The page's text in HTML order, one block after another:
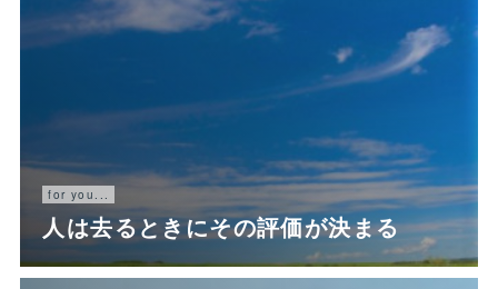
for you...
人は去るときにその評価が決まる